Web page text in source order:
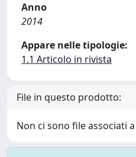
Anno
2014
Appare nelle tipologie:
1.1 Articolo in rivista
File in questo prodotto:
Non ci sono file associati